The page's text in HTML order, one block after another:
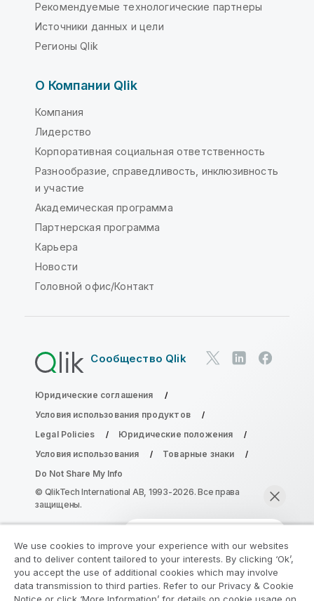
Рекомендуемые технологические партнеры
Источники данных и цели
Регионы Qlik
О Компании Qlik
Компания
Лидерство
Корпоративная социальная ответственность
Разнообразие, справедливость, инклюзивность
и участие
Академическая программа
Партнерская программа
Карьера
Новости
Головной офис/Контакт
Сообщество Qlik
Юридические соглашения
Условия использования продуктов
Legal Policies
Юридические положения
Условия использования
Товарные знаки
Do Not Share My Info
© QlikTech International AB, 1993-2026. Все права
защищены.
Присоединяйтесь к программе
модернизации аналитики
We use cookies to improve your experience with our websites
and to deliver content tailored to your interests. By clicking ‘Ok’,
you accept the use of additional cookies which may involve
data transmission to third parties. Refer to our Privacy & Cookie